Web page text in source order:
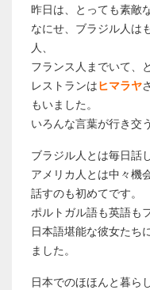
昨日は、とっても素敵
なにせ、ブラジル人は
人、
フランス人までいて、
レストランはヒマラヤ
もいました。
いろんな言葉が行き交
ブラジル人とは毎日話
アメリカ人とは中々機
話すのも初めてです。
ポルトガル語も英語も
日本語堪能な彼女たち
ました。
日本でのほほんと暮ら